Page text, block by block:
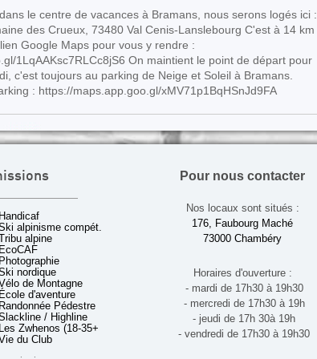
le centre de vacances à Bramans, nous serons logés ici :
des Crueux, 73480 Val Cenis-Lanslebourg C'est à 14 km
Google Maps pour vous y rendre :
1LqAAKsc7RLCc8jS6 On maintient le point de départ pour
c'est toujours au parking de Neige et Soleil à Bramans.
: https://maps.app.goo.gl/xMV71p1BqHSnJd9FA
alpinisme compét.
alpine
nordique
de Montagne
d'aventure
Pédestre
/ Highline
Zwhenos (18-35+ ans)
du Club
Pour nous contacter
Nos locaux sont situés :
176, Faubourg Maché
73000 Chambéry
Horaires d'ouverture :
- mardi de 17h30 à 19h30
- mercredi de 17h30 à 19h
- jeudi de 17h 30à 19h
- vendredi de 17h30 à 19h30